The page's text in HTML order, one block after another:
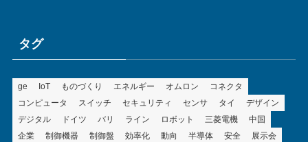
ータグ
ge IoT ものづくり エネルギー オムロン
コネクタ
コンピュータ
スイッチ セキュリティ センサ タイ
デザイン
デジタル
ドイツ バリ ライン ロボット 三菱電機
中国
企業
制御機器 制御盤 効率化 動向 半導体 安全 展示会